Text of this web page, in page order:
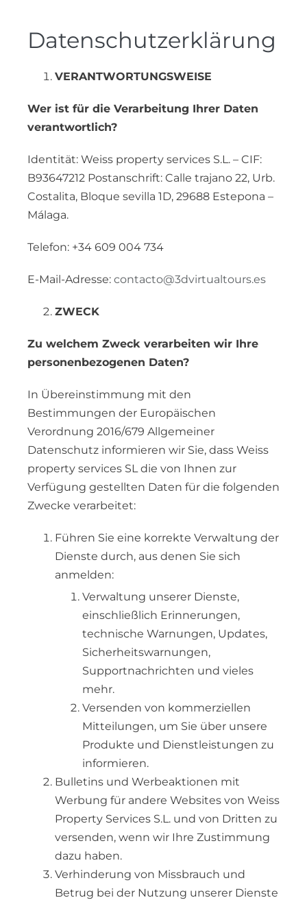
springenDatenschutzerklärung
VERANTWORTUNGSWEISE
Wer ist für die Verarbeitung Ihrer Daten
verantwortlich?
Identität: Weiss property services S.L. – CIF:
B93647212 Postanschrift: Calle trajano 22, Urb.
Costalita, Bloque sevilla 1D, 29688 Estepona –
Málaga.
Telefon: +34 609 004 734
E-Mail-Adresse: contacto@3dvirtualtours.es
ZWECK
Zu welchem Zweck verarbeiten wir Ihre
personenbezogenen Daten?
In Übereinstimmung mit den
Bestimmungen der Europäischen
Verordnung 2016/679 Allgemeiner
Datenschutz informieren wir Sie, dass Weiss
property services SL die von Ihnen zur
Verfügung gestellten Daten für die folgenden
Zwecke verarbeitet:
Führen Sie eine korrekte Verwaltung der
Dienste durch, aus denen Sie sich
anmelden:
Verwaltung unserer Dienste,
einschließlich Erinnerungen,
technische Warnungen, Updates,
Sicherheitswarnungen,
Supportnachrichten und vieles
mehr.
Versenden von kommerziellen
Mitteilungen, um Sie über unsere
Produkte und Dienstleistungen zu
informieren.
Bulletins und Werbeaktionen mit
Werbung für andere Websites von Weiss
Property Services S.L. und von Dritten zu
versenden, wenn wir Ihre Zustimmung
dazu haben.
Verhinderung von Missbrauch und
Betrug bei der Nutzung unserer Dienste